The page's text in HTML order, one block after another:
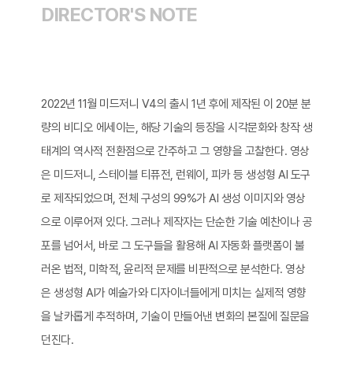
DIRECTOR'S NOTE
2022년 11월 미드저니 V4의 출시 1년 후에 제작된 이 20분 분
량의 비디오 에세이는, 해당 기술의 등장을 시각문화와 창작 생
태계의 역사적 전환점으로 간주하고 그 영향을 고찰한다. 영상
은 미드저니, 스테이블 티퓨전, 런웨이, 피카 등 생성형 AI 도구
로 제작되었으며, 전체 구성의 99%가 AI 생성 이미지와 영상
으로 이루어져 있다. 그러나 제작자는 단순한 기술 예찬이나 공
포를 넘어서, 바로 그 도구들을 활용해 AI 자동화 플랫폼이 불
러온 법적, 미학적, 윤리적 문제를 비판적으로 분석한다. 영상
은 생성형 AI가 예술가와 디자이너들에게 미치는 실제적 영향
을 날카롭게 추적하며, 기술이 만들어낸 변화의 본질에 질문을
던진다.​